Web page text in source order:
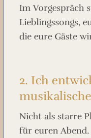
Im Vorgespräch
Lieblingssongs,
die eure Gäste
2. Ich
Nicht als starre
für euren Abend.